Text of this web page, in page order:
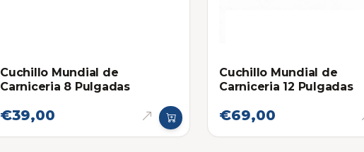
Cuchillo Mundial de
Carniceria 8 Pulgadas
€39,00
Cuchillo Mundial de
Carniceria 12 Pulgadas
€69,00